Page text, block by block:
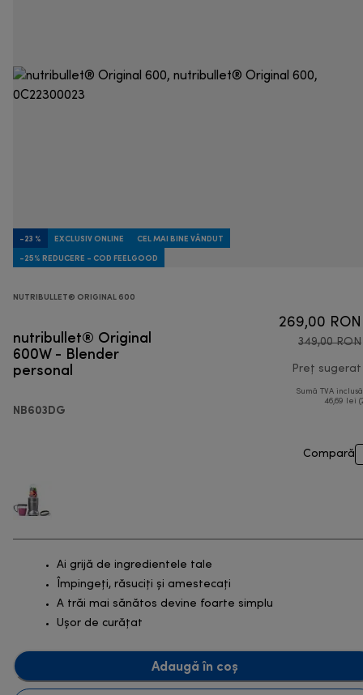
-23 % EXCLUSIV ONLINE
CEL MAI BINE VÂNDUT
-25% REDUCERE - COD FEELGOOD
NUTRIBULLET® ORIGINAL 600
nutribullet® Original
600W - Blender
personal
NB603DG
269,00 RON
349,00 RON
Preț sugerat
Sumă TVA
46,69 lei
Compară
Ai grijă de ingredientele tale
Împingeți, răsuciți și amestecați
A trăi mai sănătos devine foarte simplu
Ușor de curățat
Adaugă în coș